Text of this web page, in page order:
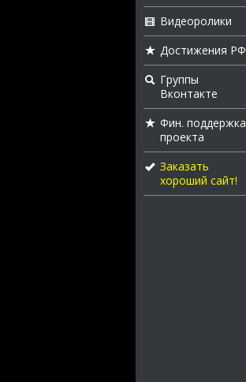
Видеоролики
Достижения РФ
Группы
Вконтакте
Фин. поддержка
проекта
Заказать
хороший сайт!